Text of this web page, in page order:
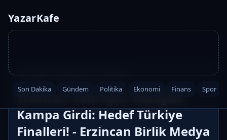
YazarKafe
Son Dakika Gündem Politika Ekonomi Finans Spor
Ana Sayfa·Spor·2026-05-08 14:16
Kampa Girdi: Hedef Türkiye
Finalleri! - Erzincan Birlik Medya